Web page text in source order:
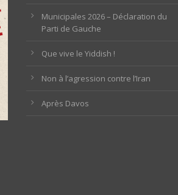
Municipales 2026 – Déclaration du
Parti de Gauche
Que vive le Yiddish !
Non à l’agression contre l’Iran
Après Davos